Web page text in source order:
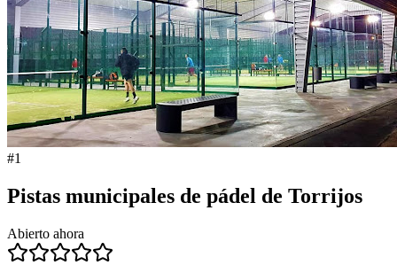
#1
Pistas municipales de pádel de Torrijos
Abierto ahora